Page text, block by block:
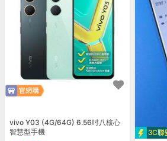
vivo Y03 (4G/64G) 6.56吋八核心
智慧型手機